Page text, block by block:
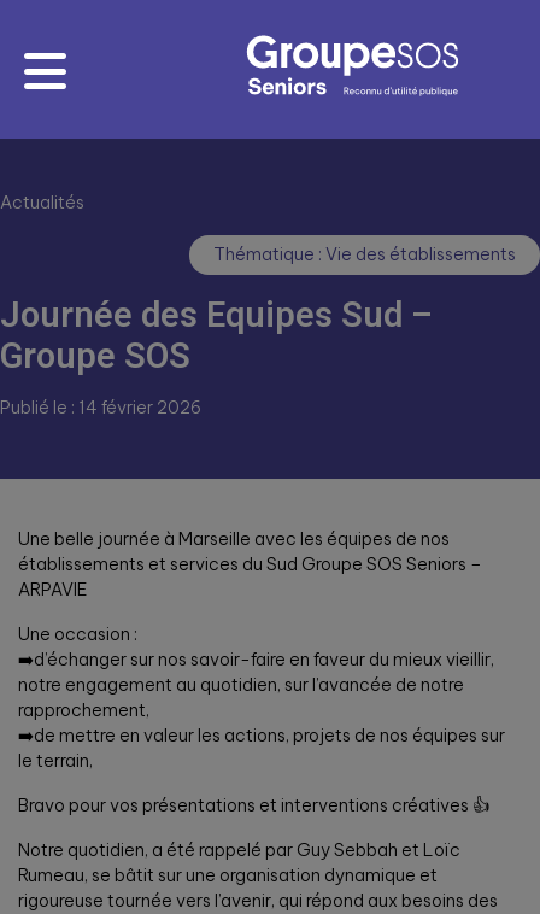
Actualités
Thématique : Vie des établissements
Journée des Equipes Sud –
Groupe SOS
Publié le : 14 février 2026
Une belle journée à Marseille avec les équipes de nos
établissements et services du Sud Groupe SOS Seniors –
ARPAVIE
Une occasion :
➡️d’échanger sur nos savoir-faire en faveur du mieux vieillir,
notre engagement au quotidien, sur l’avancée de notre
rapprochement,
➡️de mettre en valeur les actions, projets de nos équipes sur
le terrain,
Bravo pour vos présentations et interventions créatives 👍
Notre quotidien, a été rappelé par Guy Sebbah et Loïc
Rumeau, se bâtit sur une organisation dynamique et
rigoureuse tournée vers l’avenir, qui répond aux besoins des